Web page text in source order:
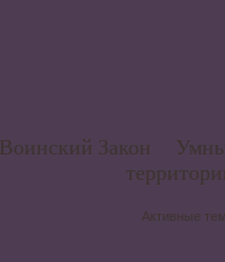
Воинский Закон
Активные